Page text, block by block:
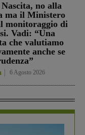
no alla
ma il Ministero
monitoraggio di
Vadi: “Una
che valutiamo
anche se
6 Agosto 2026